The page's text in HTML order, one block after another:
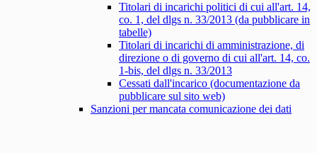
Titolari di incarichi politici di cui all'art. 14,
co. 1, del dlgs n. 33/2013 (da pubblicare in
tabelle)
Titolari di incarichi di amministrazione, di
direzione o di governo di cui all'art. 14, co.
1-bis, del dlgs n. 33/2013
Cessati dall'incarico (documentazione da
pubblicare sul sito web)
Sanzioni per mancata comunicazione dei dati